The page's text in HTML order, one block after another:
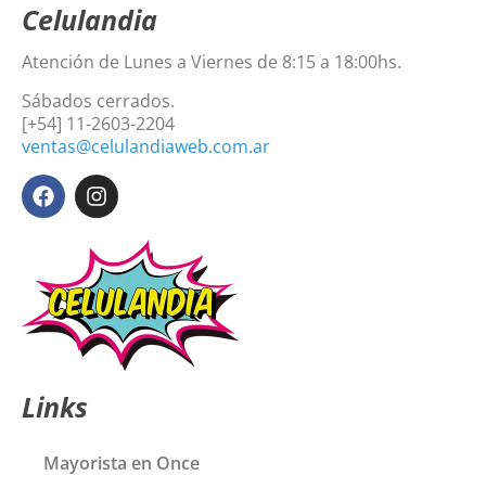
Celulandia
Atención de Lunes a Viernes de 8:15 a 18:00hs.
Sábados cerrados.
[+54] 11-2603-2204
ventas@celulandiaweb.com.ar
Links
Mayorista en Once